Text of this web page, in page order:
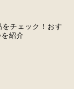
チェック！おす
紹介